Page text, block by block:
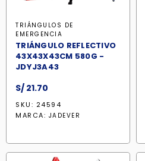
TRIÁNGULOS DE
EMERGENCIA
TRIÁNGULO REFLECTIVO
43X43X43CM 580G -
JDYJ3A43
S/ 21.70
SKU: 24594
MARCA: JADEVER